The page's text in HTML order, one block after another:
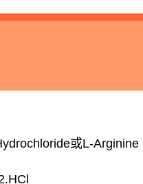
或L-Arginine